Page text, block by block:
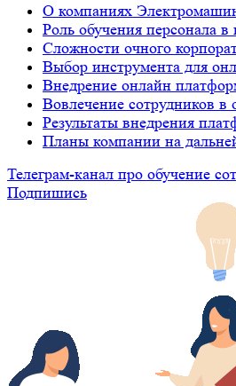
О компаниях
Роль обучения персонала
Сложности очного
Выбор инструмента для
Внедрение онлайн
Вовлечение сотрудников в
Результаты внедрения
Планы компании на
Телеграм-канал про обучение
Подпишись